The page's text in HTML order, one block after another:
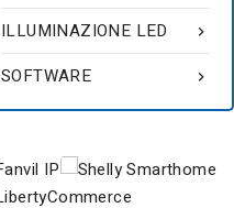

ILLUMINAZIONE LED

SOFTWARE